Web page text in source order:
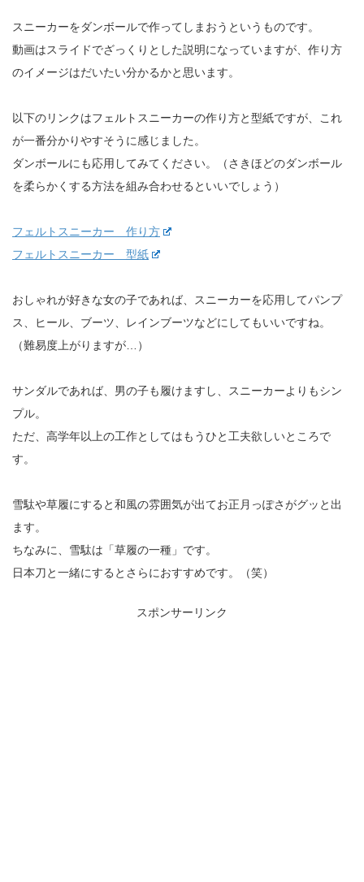
スニーカーをダンボールで作ってしまおうというものです。
動画はスライドでざっくりとした説明になっていますが、作り方
のイメージはだいたい分かるかと思います。
以下のリンクはフェルトスニーカーの作り方と型紙ですが、これ
が一番分かりやすそうに感じました。
ダンボールにも応用してみてください。（さきほどのダンボール
を柔らかくする方法を組み合わせるといいでしょう）
フェルトスニーカー 作り方
フェルトスニーカー 型紙
おしゃれが好きな女の子であれば、スニーカーを応用してパンプ
ス、ヒール、ブーツ、レインブーツなどにしてもいいですね。
（難易度上がりますが…）
サンダルであれば、男の子も履けますし、スニーカーよりもシン
プル。
ただ、高学年以上の工作としてはもうひと工夫欲しいところで
す。
雪駄や草履にすると和風の雰囲気が出てお正月っぽさがグッと出
ます。
ちなみに、雪駄は「草履の一種」です。
日本刀と一緒にするとさらにおすすめです。（笑）
スポンサーリンク